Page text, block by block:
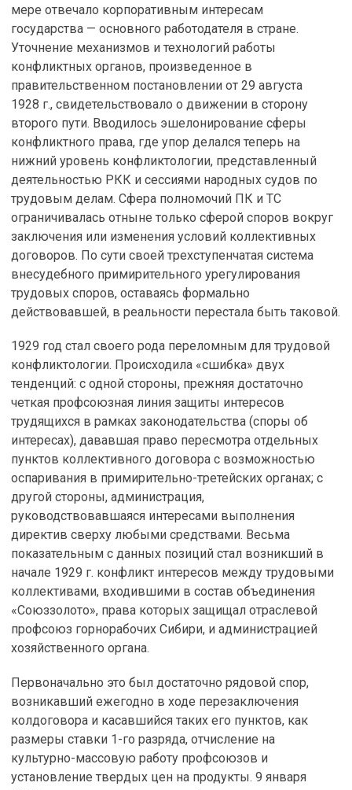
мере отвечало корпоративным интересам
государства — основного работодателя в стране.
Уточнение механизмов и технологий работы
конфликтных органов, произведенное в
правительственном постановлении от 29 августа
1928 г., свидетельствовало о движении в сторону
второго пути. Вводилось эшелонирование сферы
конфликтного права, где упор делался теперь на
нижний уровень конфликтологии, представленный
деятельностью РКК и сессиями народных судов по
трудовым делам. Сфера полномочий ПК и ТС
ограничивалась отныне только сферой споров вокруг
заключения или изменения условий коллективных
договоров. По сути своей трехступенчатая система
внесудебного примирительного урегулирования
трудовых споров, оставаясь формально
действовавшей, в реальности перестала быть таковой.
1929 год стал своего рода переломным для трудовой
конфликтологии. Происходила «сшибка» двух
тенденций: с одной стороны, прежняя достаточно
четкая профсоюзная линия защиты интересов
трудящихся в рамках законодательства (споры об
интересах), дававшая право пересмотра отдельных
пунктов коллективного договора с возможностью
оспаривания в примирительно-третейских органах; с
другой стороны, администрация,
руководствовавшаяся интересами выполнения
директив сверху любыми средствами. Весьма
показательным с данных позиций стал возникший в
начале 1929 г. конфликт интересов между трудовыми
коллективами, входившими в состав объединения
«Союззолото», права которых защищал отраслевой
профсоюз горнорабочих Сибири, и администрацией
хозяйственного органа.
Первоначально это был достаточно рядовой спор,
возникавший ежегодно в ходе перезаключения
колдоговора и касавшийся таких его пунктов, как
размеры ставки 1-го разряда, отчисление на
культурно-массовую работу профсоюзов и
установление твердых цен на продукты. 9 января